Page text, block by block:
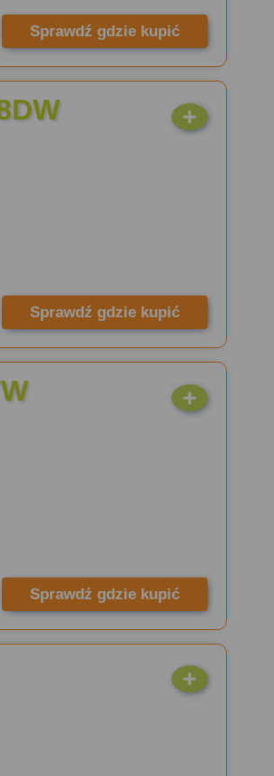
Sprawdź gdzie kupić
Sprawdź gdzie kupić
Sprawdź gdzie kupić